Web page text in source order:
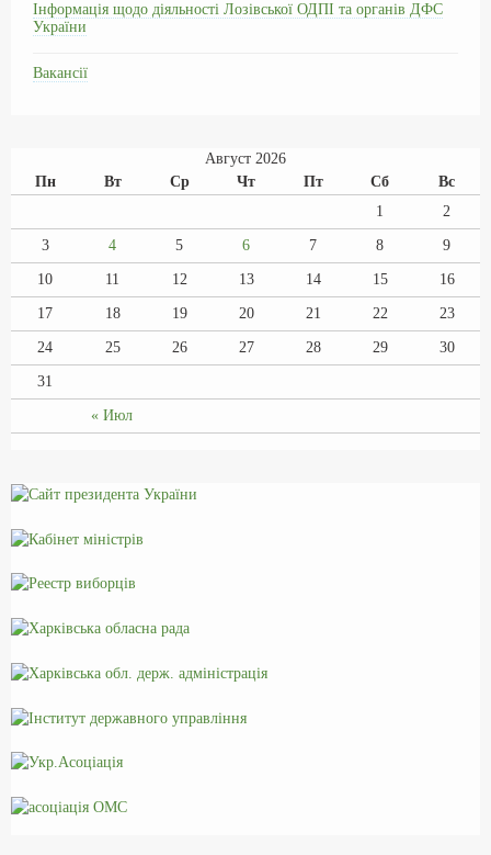
Інформація щодо діяльності Лозівської ОДПІ та органів ДФС
України
Вакансії
Август 2026
Пн
Вт Ср Чт Пт Сб Вс
« Июл
1 2
3 4 5 6 7 8 9
10 11 12 13 14 15 16
17 18 19 20 21 22 23
24 25 26 27 28 29 30
31